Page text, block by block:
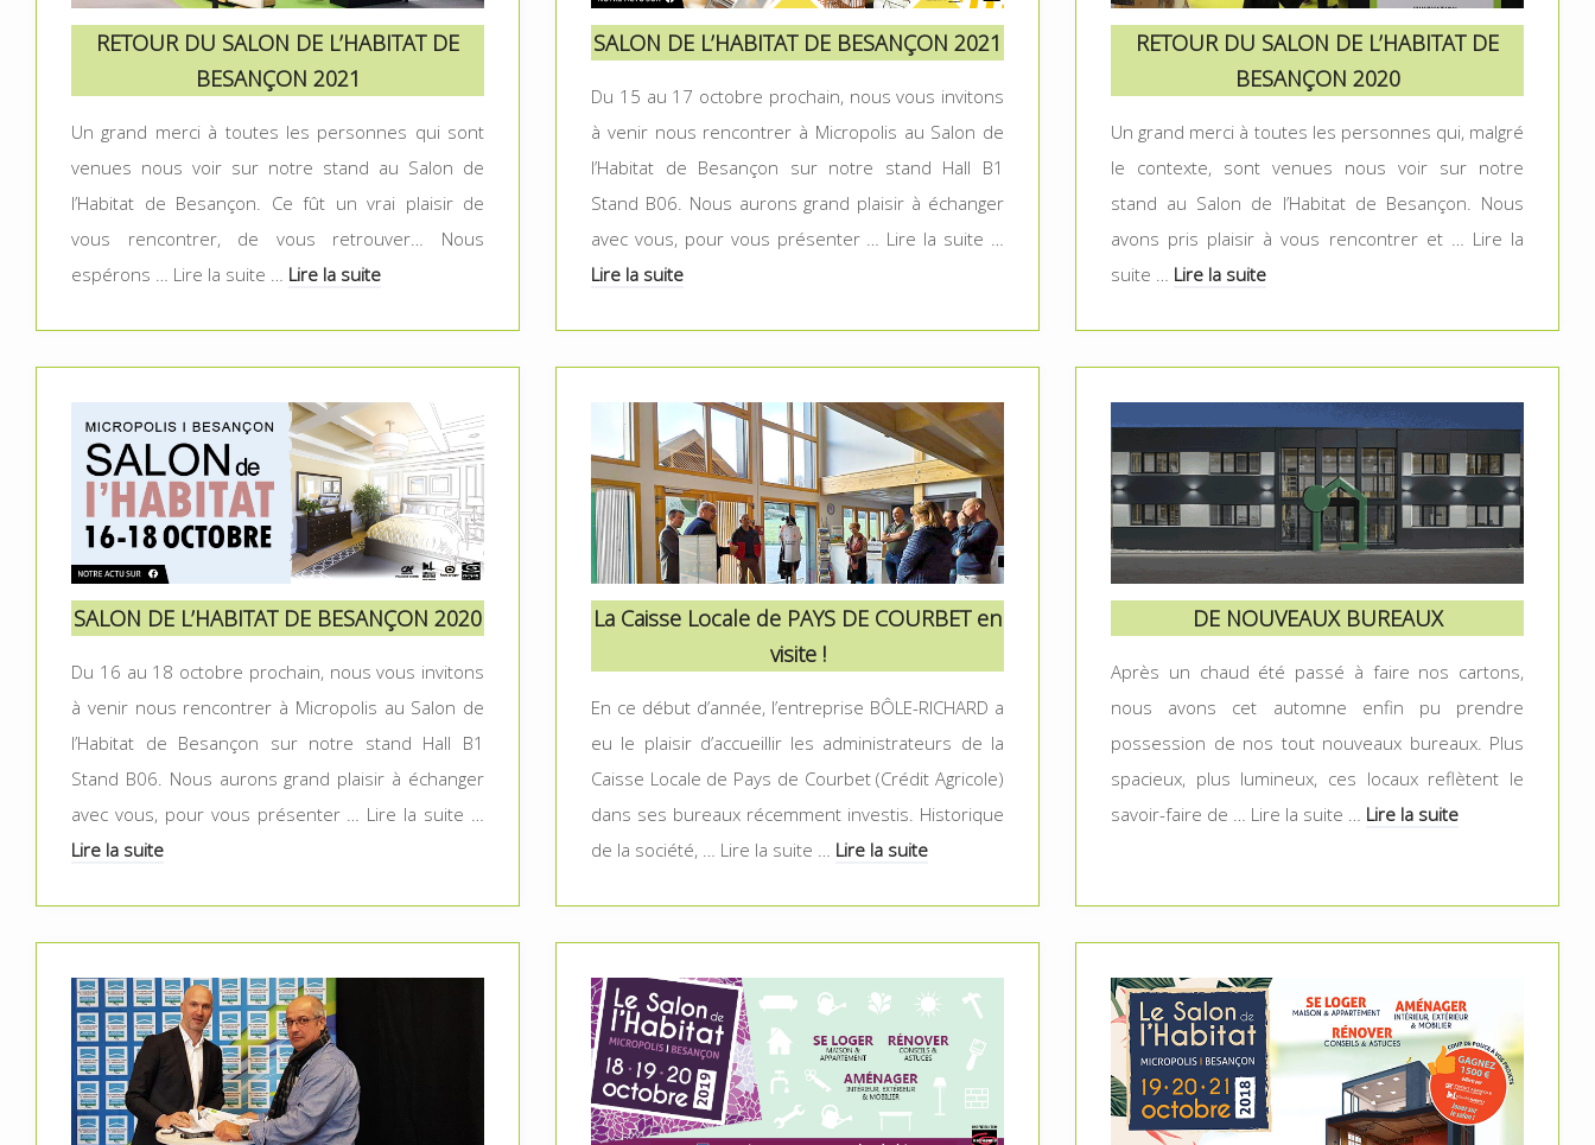
RETOUR DU SALON DE L’HABITAT DE
BESANÇON 2021
Un grand merci à toutes les personnes qui sont
venues nous voir sur notre stand au Salon de
l’Habitat de Besançon. Ce fût un vrai plaisir de
vous rencontrer, de vous retrouver… Nous
espérons … Lire la suite … Lire la suite
SALON DE L’HABITAT DE BESANÇON 2021
Du 15 au 17 octobre prochain, nous vous invitons
à venir nous rencontrer à Micropolis au Salon de
l’Habitat de Besançon sur notre stand Hall B1
Stand B06. Nous aurons grand plaisir à échanger
avec vous, pour vous présenter … Lire la suite …
Lire la suite
RETOUR DU SALON DE L’HABITAT DE
BESANÇON 2020
Un grand merci à toutes les personnes qui, malgré
le contexte, sont venues nous voir sur notre
stand au Salon de l’Habitat de Besançon. Nous
avons pris plaisir à vous rencontrer et … Lire la
suite … Lire la suite
SALON DE L’HABITAT DE BESANÇON 2020
Du 16 au 18 octobre prochain, nous vous invitons
à venir nous rencontrer à Micropolis au Salon de
l’Habitat de Besançon sur notre stand Hall B1
Stand B06. Nous aurons grand plaisir à échanger
avec vous, pour vous présenter … Lire la suite …
Lire la suite
La Caisse Locale de PAYS DE COURBET en
visite !
En ce début d’année, l’entreprise BÔLE-RICHARD a
eu le plaisir d’accueillir les administrateurs de la
Caisse Locale de Pays de Courbet (Crédit Agricole)
dans ses bureaux récemment investis. Historique
de la société, … Lire la suite … Lire la suite
DE NOUVEAUX BUREAUX
Après un chaud été passé à faire nos cartons,
nous avons cet automne enfin pu prendre
possession de nos tout nouveaux bureaux. Plus
spacieux, plus lumineux, ces locaux reflètent le
savoir-faire de … Lire la suite … Lire la suite